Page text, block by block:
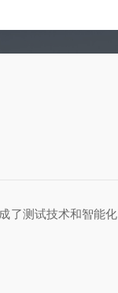
测试技术和智能